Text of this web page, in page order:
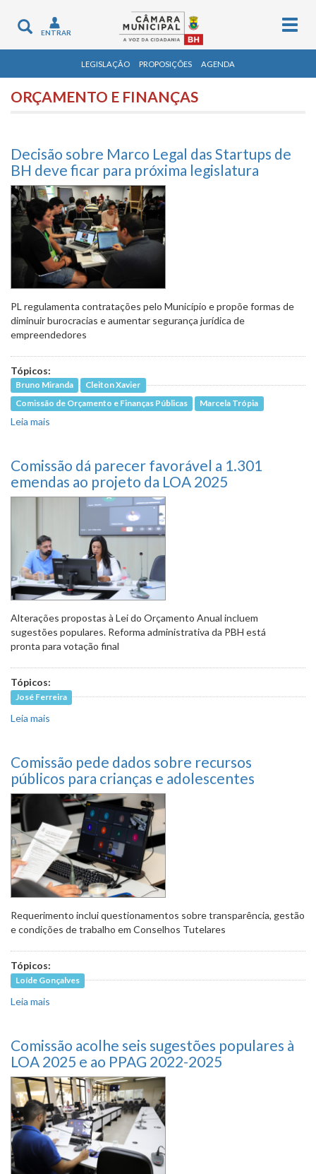
Toggle
navigation
ENTRAR
LEGISLAÇÃO PROPOSIÇÕES AGENDA
ORÇAMENTO E FINANÇAS
Decisão sobre Marco Legal das Startups de
BH deve ficar para próxima legislatura
PL regulamenta contratações pelo Município e propõe formas de
diminuir burocracias e aumentar segurança jurídica de
empreendedores
Tópicos:
Bruno Miranda
Cleiton Xavier
Comissão de Orçamento e Finanças Públicas
Marcela Trópia
Leia mais
Comissão dá parecer favorável a 1.301
emendas ao projeto da LOA 2025
Alterações propostas à Lei do Orçamento Anual incluem
sugestões populares. Reforma administrativa da PBH está
pronta para votação final
Tópicos:
José Ferreira
Leia mais
Comissão pede dados sobre recursos
públicos para crianças e adolescentes
Requerimento inclui questionamentos sobre transparência, gestão
e condições de trabalho em Conselhos Tutelares
Tópicos:
Loíde Gonçalves
Leia mais
Comissão acolhe seis sugestões populares à
LOA 2025 e ao PPAG 2022-2025